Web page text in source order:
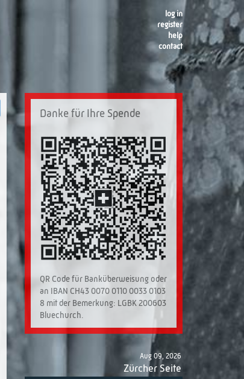
log in
register
help
contact
Danke für Ihre Spende
QR Code für Banküberweisung oder
an IBAN CH43 0070 0110 0033 0103
8 mit der Bemerkung: LGBK 200603
Bluechurch.
Aug 09, 2026
Zürcher Seite